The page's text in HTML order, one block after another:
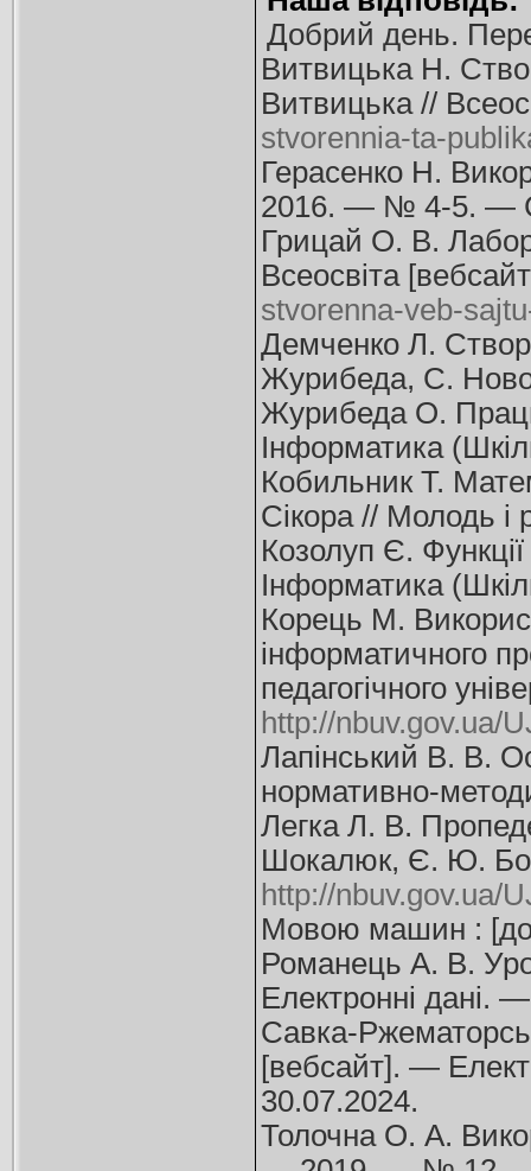
Добрий день.
Витвицька Н.
Витвицька //
stvorennia-ta-
Герасенко Н.
2016. — № 4-5. —
Грицай О. В.
Всеосвіта
stvorenna-veb-
Демченко Л.
Журибеда, С.
Журибеда О.
Інформатика
Кобильник Т.
Сікора // Молодь
Козолуп Є.
Інформатика
Корець М.
інформатичного
педагогічного
http://nbuv.gov.ua/
Лапінський В. В.
нормативно-
Легка Л. В.
Шокалюк, Є. Ю.
http://nbuv.gov.ua/
Мовою машин :
Романець А. В.
Електронні дані.
Савка-
[вебсайт]. —
30.07.2024.
Толочна О. А.